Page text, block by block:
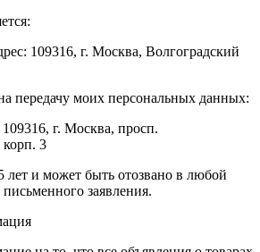
109316, г. Москва, Волгоградский
передачу моих персональных данных:
г. Москва, просп.
корп. 3
лет и может быть отозвано в любой
заявления.